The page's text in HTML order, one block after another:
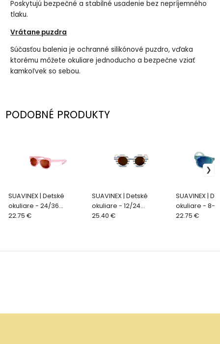
Poskytujú bezpečné a stabilné usadenie bez nepríjemného
tlaku.
Vrátane puzdra
Súčasťou balenia je ochranné silikónové puzdro, vďaka
ktorému môžete okuliare jednoducho a bezpečne vziať
kamkoľvek so sebou.
PODOBNÉ PRODUKTY
SUAVINEX | Detské
okuliare - 24/36
mesiacov polarizované
22.75 €
SUAVINEX | Detské
okuliare - 12/24
mesiacov polarizované
25.40 €
SUAVINEX |
okuliare - 8-
polarizované
22.75 €